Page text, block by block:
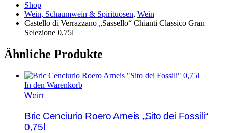
Shop
Wein, Schaumwein & Spirituosen, Wein
Castello di Verrazzano „Sassello“ Chianti Classico Gran
Selezione 0,75l
Ähnliche Produkte
In den Warenkorb
Wein
Bric Cenciurio Roero Arneis „Sito dei Fossili“
0,75l